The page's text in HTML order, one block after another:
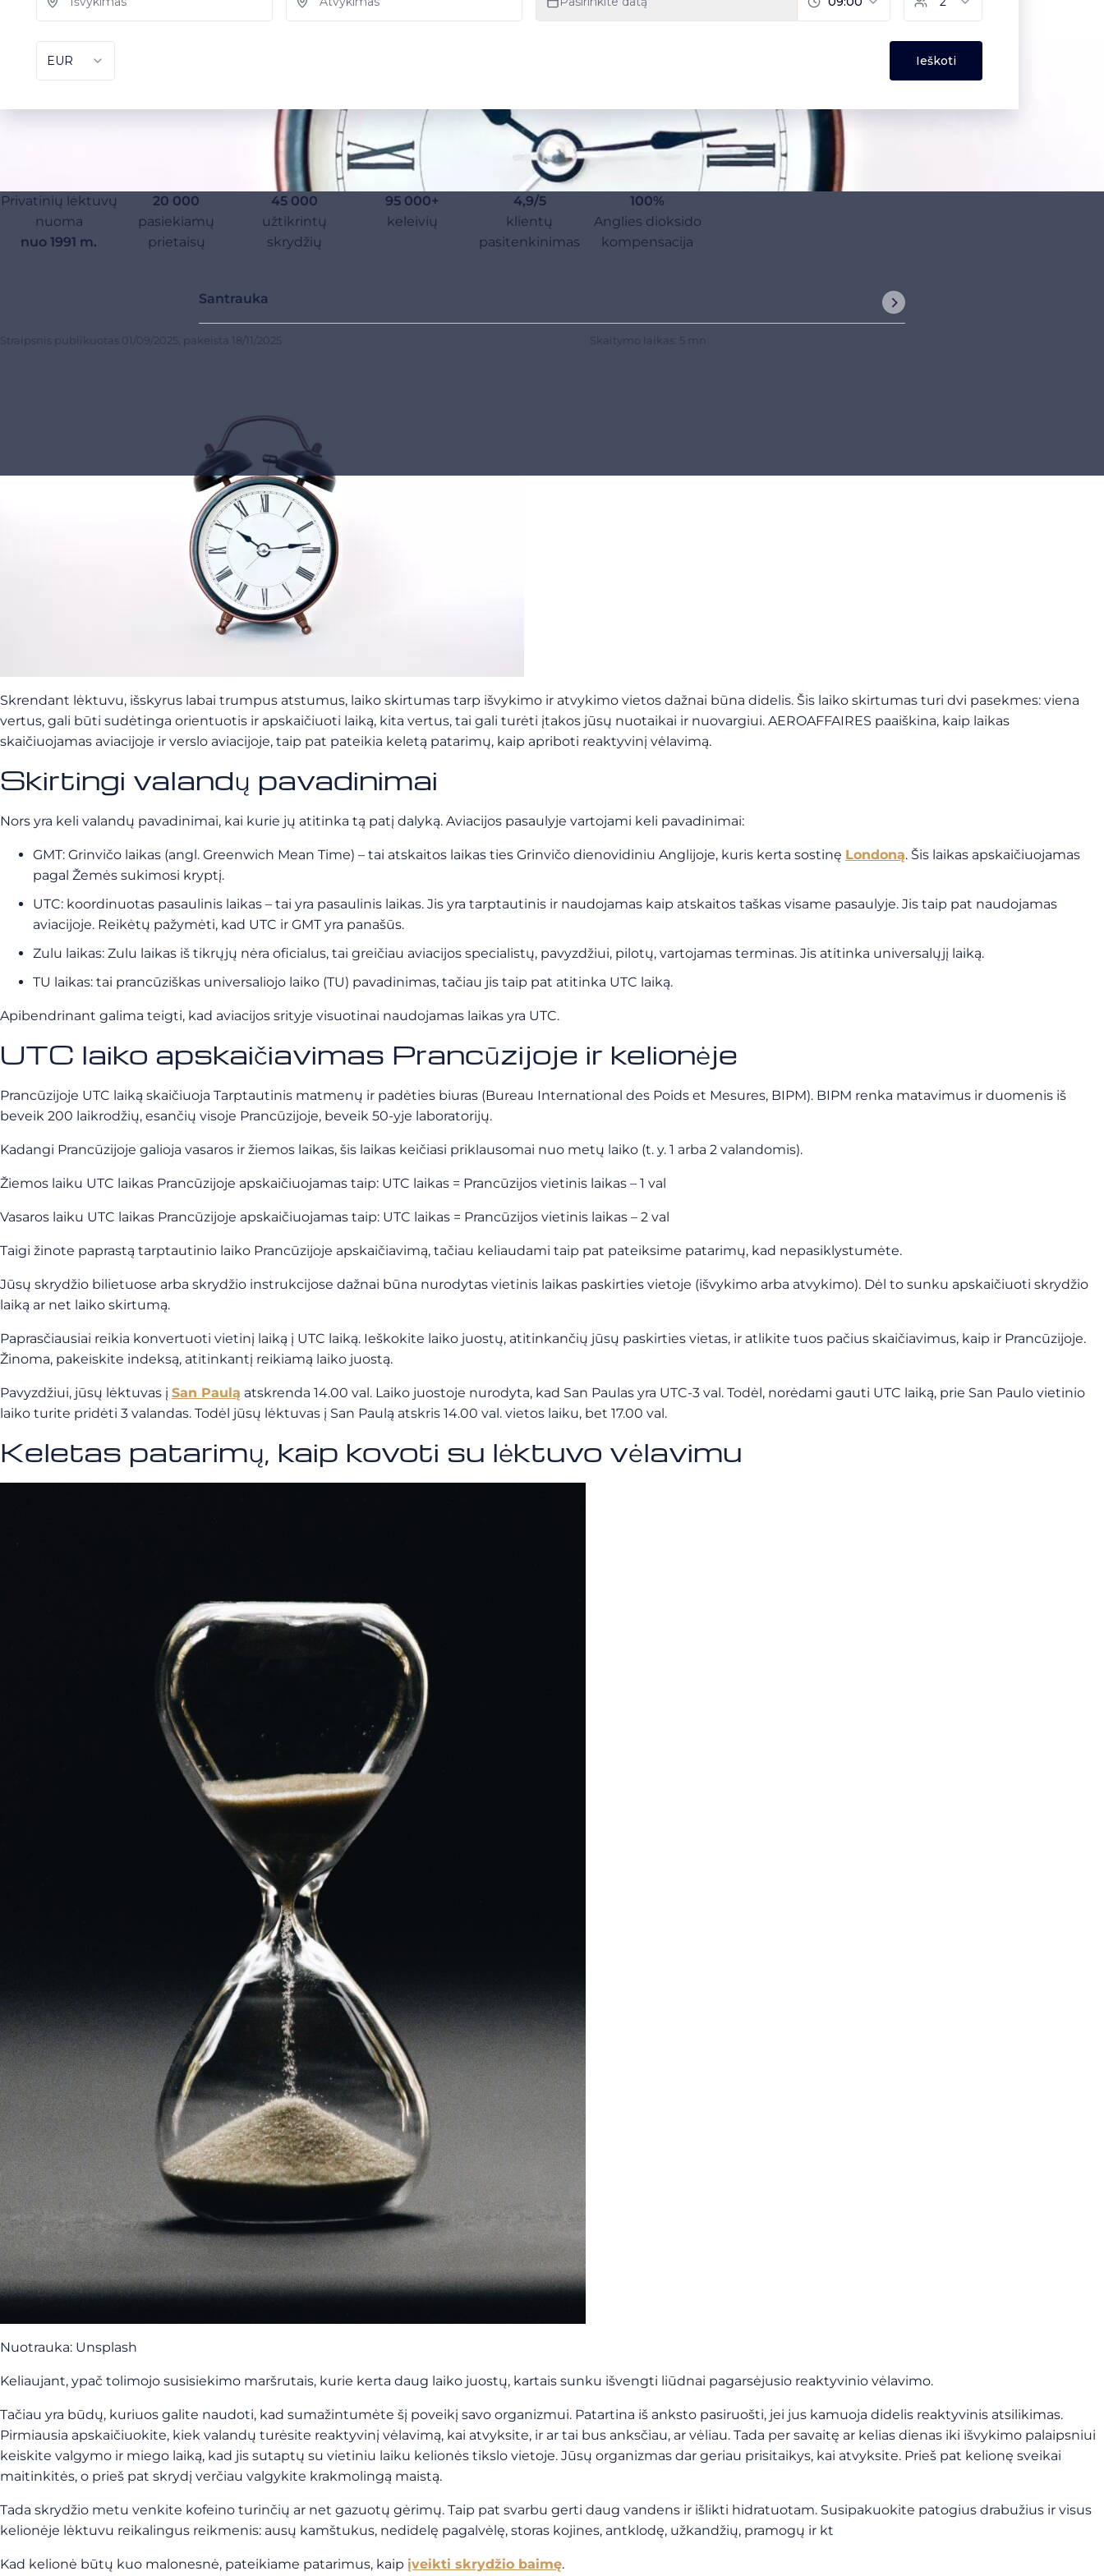
Privatinių lėktuvų
nuoma
nuo 1991 m.
20 000
pasiekiamų
prietaisų
45 000
užtikrintų
skrydžių
95 000+
keleivių
4,9/5
klientų
pasitenkinimas
100%
Anglies dioksido
kompensacija
Santrauka
Straipsnis publikuotas 01/09/2025 , pakeista 18/11/2025 Skaitymo laikas: 5 mn
Skrendant lėktuvu, išskyrus labai trumpus atstumus, laiko skirtumas tarp išvykimo ir atvykimo vietos dažnai būna didelis. Šis laiko skirtumas turi dvi pasekmes: viena
vertus, gali būti sudėtinga orientuotis ir apskaičiuoti laiką, kita vertus, tai gali turėti įtakos jūsų nuotaikai ir nuovargiui. AEROAFFAIRES paaiškina, kaip laikas
skaičiuojamas aviacijoje ir verslo aviacijoje, taip pat pateikia keletą patarimų, kaip apriboti reaktyvinį vėlavimą.
Skirtingi valandų pavadinimai
Nors yra keli valandų pavadinimai, kai kurie jų atitinka tą patį dalyką. Aviacijos pasaulyje vartojami keli pavadinimai:
GMT: Grinvičo laikas (angl. Greenwich Mean Time) – tai atskaitos laikas ties Grinvičo dienovidiniu Anglijoje, kuris kerta sostinę Londoną. Šis laikas apskaičiuojamas
pagal Žemės sukimosi kryptį.
UTC: koordinuotas pasaulinis laikas – tai yra pasaulinis laikas. Jis yra tarptautinis ir naudojamas kaip atskaitos taškas visame pasaulyje. Jis taip pat naudojamas
aviacijoje. Reikėtų pažymėti, kad UTC ir GMT yra panašūs.
Zulu laikas: Zulu laikas iš tikrųjų nėra oficialus, tai greičiau aviacijos specialistų, pavyzdžiui, pilotų, vartojamas terminas. Jis atitinka universalųjį laiką.
TU laikas: tai prancūziškas universaliojo laiko (TU) pavadinimas, tačiau jis taip pat atitinka UTC laiką.
Apibendrinant galima teigti, kad aviacijos srityje visuotinai naudojamas laikas yra UTC.
UTC laiko apskaičiavimas Prancūzijoje ir kelionėje
Prancūzijoje UTC laiką skaičiuoja Tarptautinis matmenų ir padėties biuras (Bureau International des Poids et Mesures, BIPM). BIPM renka matavimus ir duomenis iš
beveik 200 laikrodžių, esančių visoje Prancūzijoje, beveik 50-yje laboratorijų.
Kadangi Prancūzijoje galioja vasaros ir žiemos laikas, šis laikas keičiasi priklausomai nuo metų laiko (t. y. 1 arba 2 valandomis).
Žiemos laiku UTC laikas Prancūzijoje apskaičiuojamas taip: UTC laikas = Prancūzijos vietinis laikas – 1 val
Vasaros laiku UTC laikas Prancūzijoje apskaičiuojamas taip: UTC laikas = Prancūzijos vietinis laikas – 2 val
Taigi žinote paprastą tarptautinio laiko Prancūzijoje apskaičiavimą, tačiau keliaudami taip pat pateiksime patarimų, kad nepasiklystumėte.
Jūsų skrydžio bilietuose arba skrydžio instrukcijose dažnai būna nurodytas vietinis laikas paskirties vietoje (išvykimo arba atvykimo). Dėl to sunku apskaičiuoti skrydžio
laiką ar net laiko skirtumą.
Paprasčiausiai reikia konvertuoti vietinį laiką į UTC laiką. Ieškokite laiko juostų, atitinkančių jūsų paskirties vietas, ir atlikite tuos pačius skaičiavimus, kaip ir Prancūzijoje.
Žinoma, pakeiskite indeksą, atitinkantį reikiamą laiko juostą.
Pavyzdžiui, jūsų lėktuvas į San Paulą atskrenda 14.00 val. Laiko juostoje nurodyta, kad San Paulas yra UTC-3 val. Todėl, norėdami gauti UTC laiką, prie San Paulo vietinio
laiko turite pridėti 3 valandas. Todėl jūsų lėktuvas į San Paulą atskris 14.00 val. vietos laiku, bet 17.00 val.
Keletas patarimų, kaip kovoti su lėktuvo vėlavimu
Nuotrauka: Unsplash
Keliaujant, ypač tolimojo susisiekimo maršrutais, kurie kerta daug laiko juostų, kartais sunku išvengti liūdnai pagarsėjusio reaktyvinio vėlavimo.
Tačiau yra būdų, kuriuos galite naudoti, kad sumažintumėte šį poveikį savo organizmui. Patartina iš anksto pasiruošti, jei jus kamuoja didelis reaktyvinis atsilikimas.
Pirmiausia apskaičiuokite, kiek valandų turėsite reaktyvinį vėlavimą, kai atvyksite, ir ar tai bus anksčiau, ar vėliau. Tada per savaitę ar kelias dienas iki išvykimo palaipsniui
keiskite valgymo ir miego laiką, kad jis sutaptų su vietiniu laiku kelionės tikslo vietoje. Jūsų organizmas dar geriau prisitaikys, kai atvyksite. Prieš pat kelionę sveikai
maitinkitės, o prieš pat skrydį verčiau valgykite krakmolingą maistą.
Tada skrydžio metu venkite kofeino turinčių ar net gazuotų gėrimų. Taip pat svarbu gerti daug vandens ir išlikti hidratuotam. Susipakuokite patogius drabužius ir visus
kelionėje lėktuvu reikalingus reikmenis: ausų kamštukus, nedidelę pagalvėlę, storas kojines, antklodę, užkandžių, pramogų ir kt
Kad kelionė būtų kuo malonesnė, pateikiame patarimus, kaip įveikti skrydžio baimę.